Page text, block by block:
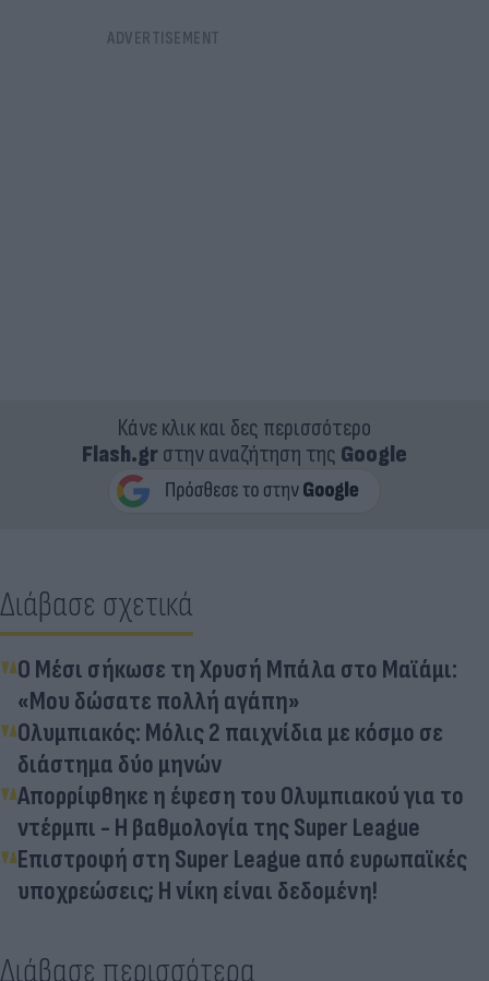
Κάνε κλικ και δες περισσότερο
Flash.grστην αναζήτηση της Google
Διάβασε σχετικά
Ο Μέσι σήκωσε τη Χρυσή Μπάλα στο Μαϊάμι:
«Μου δώσατε πολλή αγάπη»
Ολυμπιακός: Μόλις 2 παιχνίδια με κόσμο σε
διάστημα δύο μηνών
Απορρίφθηκε η έφεση του Ολυμπιακού για το
ντέρμπι - Η βαθμολογία της Super League
Επιστροφή στη Super League από ευρωπαϊκές
υποχρεώσεις; Η νίκη είναι δεδομένη!
Διάβασε περισσότερα